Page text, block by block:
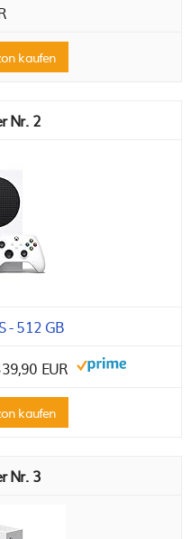
kaufen
2
- 512 GB
EUR
kaufen
3